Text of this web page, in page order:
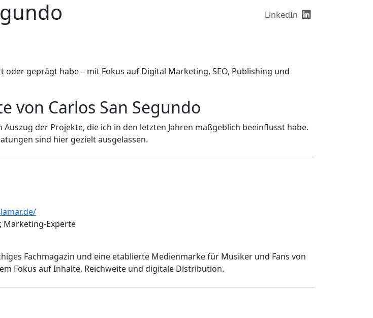
LinkedIn
geprägt habe – mit Fokus auf Digital Marketing, SEO, Publishing und
von Carlos San Segundo
Auszug der Projekte, die ich in den letzten Jahren maßgeblich beeinflusst habe.
sind hier gezielt ausgelassen.
Marketing-Experte
Fachmagazin und eine etablierte Medienmarke für Musiker und Fans von
Fokus auf Inhalte, Reichweite und digitale Distribution.